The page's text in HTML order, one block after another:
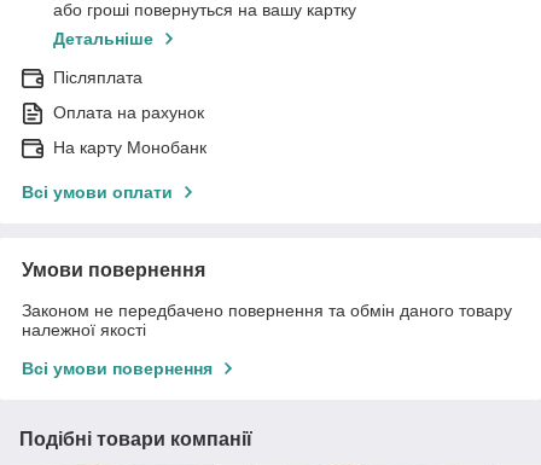
або гроші повернуться на вашу картку
Детальніше
Післяплата
Оплата на рахунок
На карту Монобанк
Всі умови оплати
Умови повернення
Законом не передбачено повернення та обмін даного товару
належної якості
Всі умови повернення
Подібні товари компанії